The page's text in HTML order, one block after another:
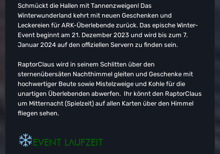
Schmückt die Hallen mit Tannenzweigen! Das
Winterwunderland kehrt mit neuen Geschenken und
Leckereien für ARK-Überlebende zurück. Das epische Winter-
Event beginnt am 21. Dezember 2023 und wird bis zum 7.
Januar 2024 auf den offiziellen Servern zu finden sein.
RaptorClaus wird in seinem Schlitten über den
sternenübersäten Nachthimmel gleiten und Geschenke mit
hochwertiger Beute sowie Mistelzweige und Kohle für die
unartigen Überlebenden abwerfen. Ihr könnt den RaptorClaus
um Mitternacht (Spielzeit) auf allen Karten über den Himmel
fliegen sehen.
EVENT LAUFZEIT